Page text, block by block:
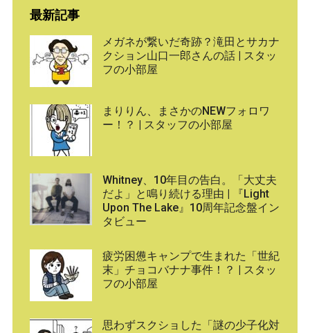
最新記事
メガネが繋いだ奇跡？滝田とサカナ
クション山口一郎さんの話 | スタッ
フの小部屋
まりりん、まさかのNEWフォロワ
ー！？ | スタッフの小部屋
Whitney、10年目の告白。「大丈夫
だよ」と鳴り続ける理由 | 『Light
Upon The Lake』10周年記念盤イン
タビュー
疲労困憊キャンプで生まれた「世紀
末」チョコバナナ事件！？ | スタッ
フの小部屋
思わずスクショした「謎の少子化対